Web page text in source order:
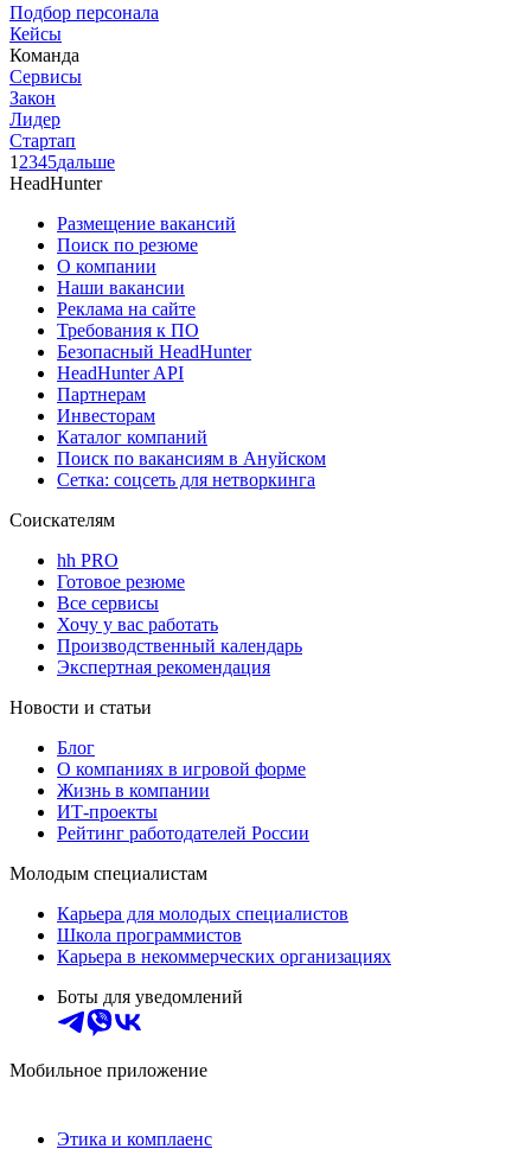
Подбор персонала
Кейсы
Команда
Сервисы
Закон
Лидер
Стартап
1 2345дальше
HeadHunter
Размещение вакансий
Поиск по резюме
О компании
Наши вакансии
Реклама на сайте
Требования к ПО
Безопасный HeadHunter
HeadHunter API
Партнерам
Инвесторам
Каталог компаний
Поиск по вакансиям в Ануйском
Сетка: соцсеть для нетворкинга
Соискателям
hh PRO
Готовое резюме
Все сервисы
Хочу у вас работать
Производственный календарь
Экспертная рекомендация
Новости и статьи
Блог
О компаниях в игровой форме
Жизнь в компании
ИТ-проекты
Рейтинг работодателей России
Молодым специалистам
Карьера для молодых специалистов
Школа программистов
Карьера в некоммерческих организациях
Боты для уведомлений
Мобильное приложение
Этика и комплаенс